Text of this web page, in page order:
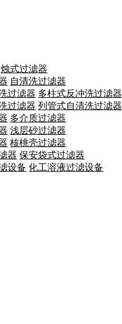
烛式过滤器
自清洗过滤器
多柱式反冲洗过滤器
列管式自清洗过滤器
多介质过滤器
浅层砂过滤器
核桃壳过滤器
保安袋式过滤器
化工溶液过滤设备